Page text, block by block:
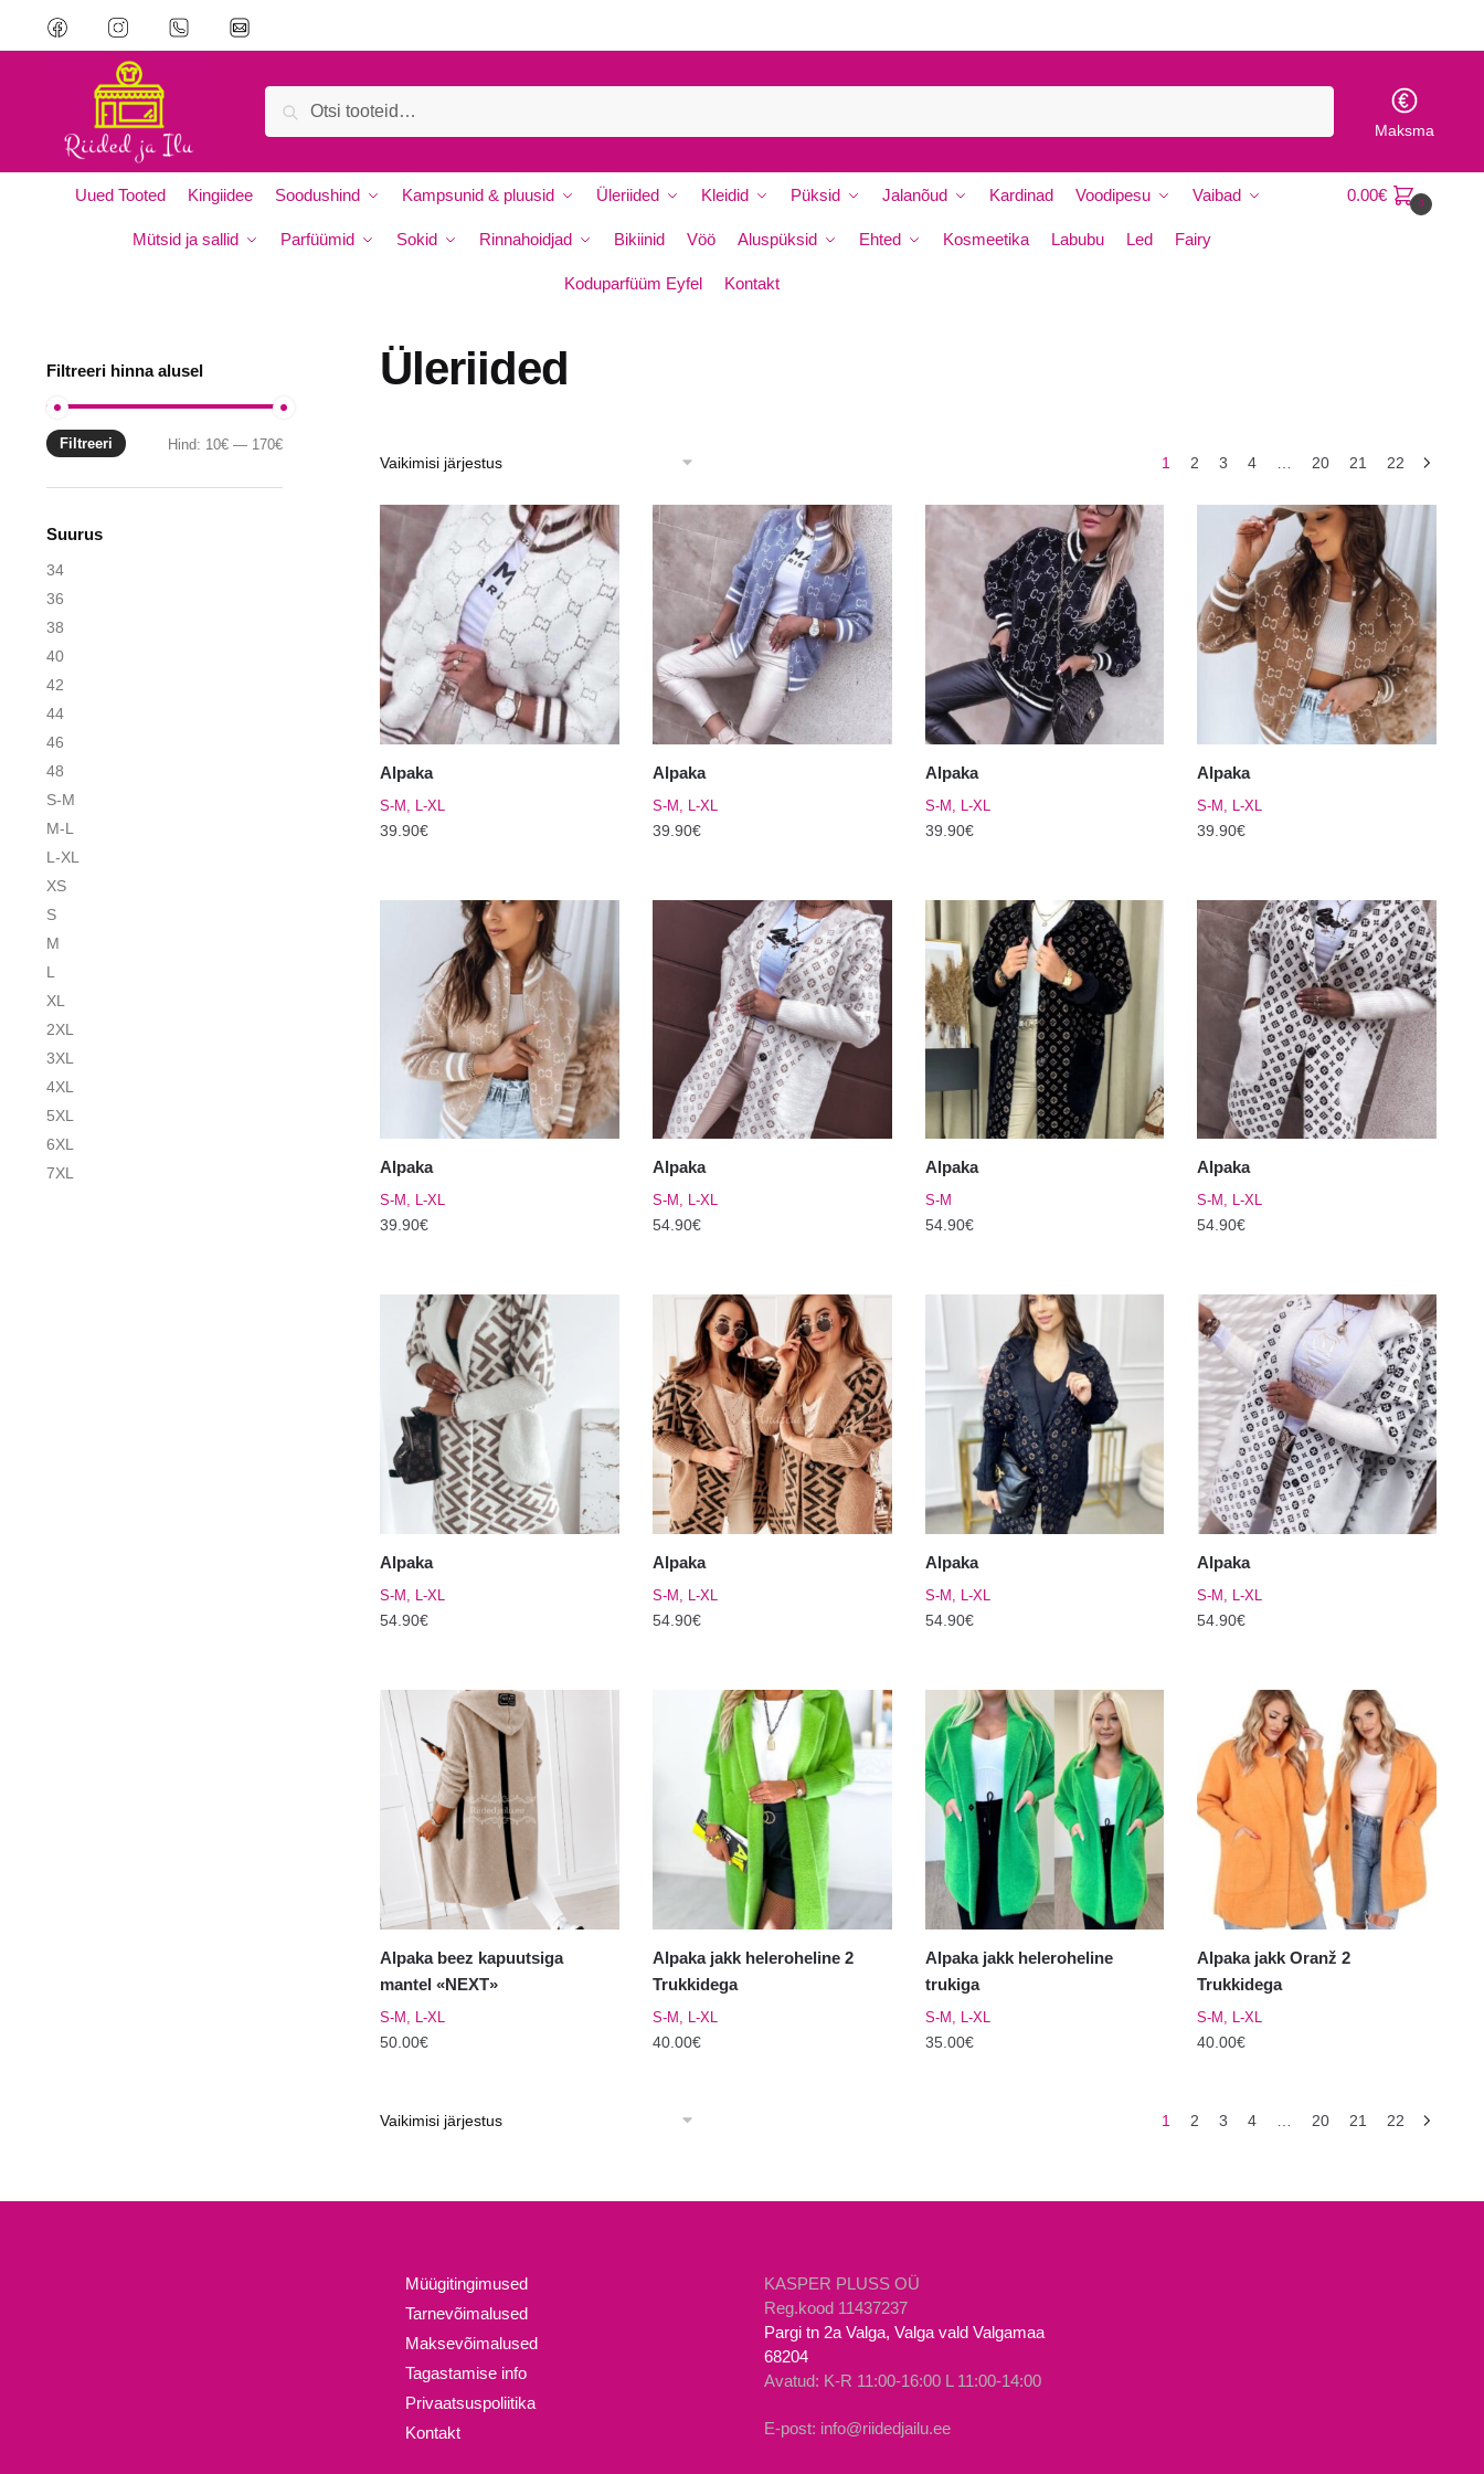
Otsi
Maksma
Uued Tooted Kingiidee Soodushind Kampsunid & pluusid Üleriided Kleidid Püksid Jalanõud Kardinad Voodipesu Vaibad
Mütsid ja sallid Parfüümid Sokid Rinnahoidjad Bikiinid Vöö Aluspüksid Ehted Kosmeetika Labubu Led Fairy
Koduparfüüm Eyfel Kontakt
0.00€ 0
Üleriided
1 2 3 4 20 21 22
Alpaka
S-M, L-XL
39.90€
tootel
varianti.
Valikuid
saab
teha
tootelehel.
Alpaka
S-M, L-XL
39.90€
tootel
mitu
varianti.
Valikuid
saab
tootelehel.
Alpaka
S-M, L-XL
39.90€
tootel
mitu
varianti.
Valikuid
saab
tootelehel.
Alpaka
S-M, L-XL
39.90€
tootel
on
mitu
varianti.
Valikuid
tootelehel.
Alpaka
S-M, L-XL
39.90€
tootel
mitu
varianti.
Valikuid
saab
teha
tootelehel.
Alpaka
S-M, L-XL
54.90€
tootel
varianti.
Valikuid
saab
teha
tootelehel.
Alpaka
S-M
54.90€
tootel
varianti.
Valikuid
saab
tootelehel.
Alpaka
S-M, L-XL
54.90€
tootel
on
mitu
varianti.
Valikuid
saab
teha
tootelehel.
Alpaka
S-M, L-XL
54.90€
tootel
on
mitu
varianti.
Valikuid
saab
tootelehel.
Alpaka
S-M, L-XL
54.90€
varianti.
Valikuid
tootelehel.
Alpaka
S-M, L-XL
54.90€
tootel
on
mitu
varianti.
Valikuid
saab
tootelehel.
Alpaka
S-M, L-XL
54.90€
mitu
varianti.
Valikuid
saab
tootelehel.
Alpaka beez kapuutsiga
mantel «NEXT»
S-M, L-XL
50.00€
teha
Alpaka jakk heleroheline 2
Trukkidega
S-M, L-XL
40.00€
Alpaka jakk heleroheline
trukiga
S-M, L-XL
35.00€
Alpaka jakk Oranž 2
Trukkidega
S-M, L-XL
40.00€
1 2 3 4 20 21 22
Filtreeri hinna alusel
Minimaalne
Maksimaalne
Filtreeri Hind: 10€ — 170€
Suurus
34
36
38
40
42
44
46
48
S-M
M-L
L-XL
XS
S
M
L
XL
2XL
3XL
4XL
5XL
6XL
7XL
Müügitingimused
Tarnevõimalused
Maksevõimalused
Tagastamise info
Privaatsuspoliitika
Kontakt
KASPER PLUSS OÜ
Reg.kood 11437237
Pargi tn 2a Valga, Valga vald Valgamaa
68204
Avatud: K-R 11:00-16:00 L 11:00-14:00
E-post: info@riidedjailu.ee